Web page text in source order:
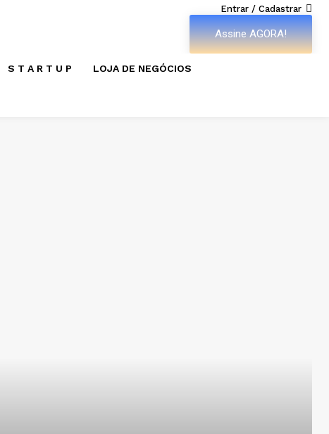
Entrar / Cadastrar
Assine AGORA!
S T A R T U P LOJA DE NEGÓCIOS